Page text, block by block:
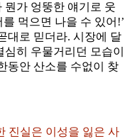
뭔가 엉뚱한 얘기로 웃
먹으면 나을 수 있어!’
대로 믿더라. 시장에 달
히 우물거리던 모습이
동안 산소를 수없이 찾
진실은 이성을 잃은 사